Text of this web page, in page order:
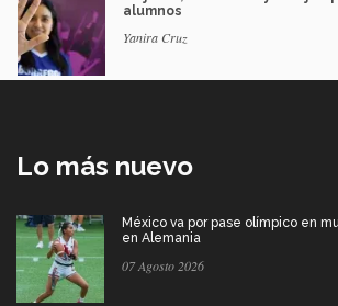
alumnos
Yanira Cruz
Lo más nuevo
México va por pase olímpico en
en Alemania
07 Agosto 2026